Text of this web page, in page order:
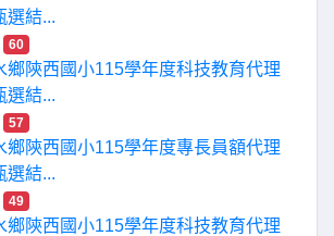
選結...
60
鄉陝西國小115學年度科技教育代理
選結...
57
鄉陝西國小115學年度專長員額代理
選結...
49
鄉陝西國小115學年度科技教育代理